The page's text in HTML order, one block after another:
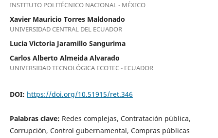
INSTITUTO POLITÉCNICO NACIONAL - MÉXICO
Xavier Mauricio Torres Maldonado
UNIVERSIDAD CENTRAL DEL ECUADOR
Lucia Victoria Jaramillo Sangurima
Carlos Alberto Almeida Alvarado
UNIVERSIDAD TECNOLÓGICA ECOTEC - ECUADOR
DOI: https://doi.org/10.51915/ret.346
Palabras clave: Redes complejas, Contratación pública,
Corrupción, Control gubernamental, Compras públicas